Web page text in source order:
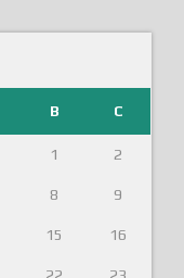
B C
1 2
8 9
15 16